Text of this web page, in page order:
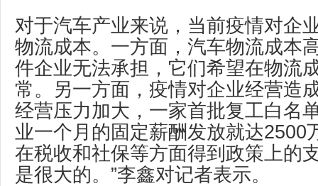
对于汽车产业来说，当前疫情对企
物流成本。一方面，汽车物流成本
件企业无法承担，它们希望在物流
常。另一方面，疫情对企业经营造
经营压力加大，一家首批复工白名
业一个月的固定薪酬发放就达2500
在税收和社保等方面得到政策上的
是很大的。”李鑫对记者表示。